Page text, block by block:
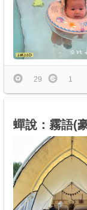
29 1
蟬說：霧語(